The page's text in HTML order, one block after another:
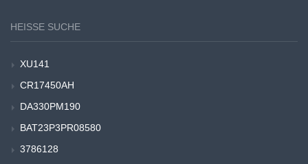
HEISSE SUCHE
XU141
CR17450AH
DA330PM190
BAT23P3PR08580
3786128